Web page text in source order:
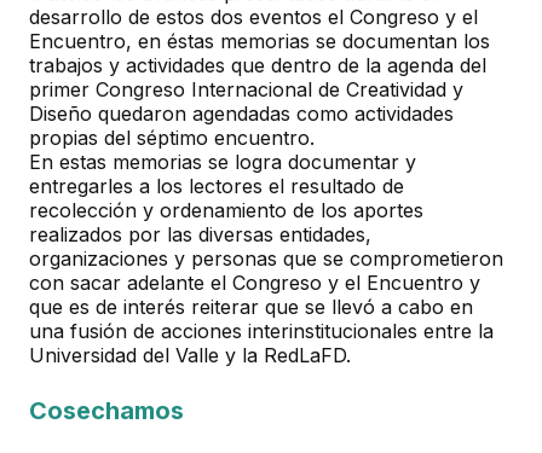
desarrollo de estos dos eventos el Congreso y el
Encuentro, en éstas memorias se documentan los
trabajos y actividades que dentro de la agenda del
primer Congreso Internacional de Creatividad y
Diseño quedaron agendadas como actividades
propias del séptimo encuentro.
En estas memorias se logra documentar y
entregarles a los lectores el resultado de
recolección y ordenamiento de los aportes
realizados por las diversas entidades,
organizaciones y personas que se comprometieron
con sacar adelante el Congreso y el Encuentro y
que es de interés reiterar que se llevó a cabo en
una fusión de acciones interinstitucionales entre la
Universidad del Valle y la RedLaFD.
Cosechamos